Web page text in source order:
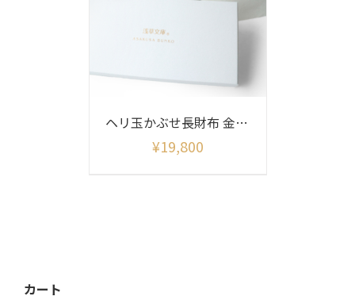
ヘリ玉かぶせ長財布 金彩麻の葉柄
¥19,800
カート